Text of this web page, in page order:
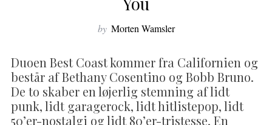
by Morten Wamsler
Duoen Best Coast kommer fra Californien og
består af Bethany Cosentino og Bobb Bruno.
De to skaber en løjerlig stemning af lidt
punk, lidt garagerock, lidt hitlistepop, lidt
50’er-nostalgi og lidt 80’er-tristesse. En